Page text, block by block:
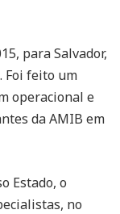
para Salvador,
Foi feito um
operacional e
da AMIB em
Estado, o
no